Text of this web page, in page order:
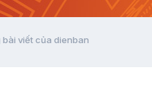
bài viết của dienban